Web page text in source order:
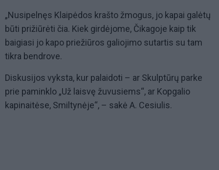
„Nusipelnęs Klaipėdos krašto žmogus, jo kapai galėtų
būti prižiūrėti čia. Kiek girdėjome, Čikagoje kaip tik
baigiasi jo kapo priežiūros galiojimo sutartis su tam
tikra bendrove.
Diskusijos vyksta, kur palaidoti – ar Skulptūrų parke
prie paminklo „Už laisvę žuvusiems“, ar Kopgalio
kapinaitėse, Smiltynėje“, – sakė A. Cesiulis.